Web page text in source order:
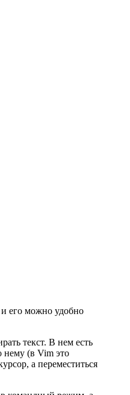
и его можно удобно
текст. В нем есть
(в Vim это
а переместиться